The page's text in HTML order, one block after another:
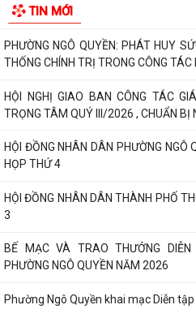
TIN MỚI
THƯ CẢM ƠN – NIỀM TIN CỦA NHÂN
PHƯỜNG NGÔ QUYỀN: PHÁT HUY
THỐNG CHÍNH TRỊ TRONG CÔNG TÁC
HỘI NGHỊ GIAO BAN CÔNG TÁC
TRỌNG TÂM QUÝ III/2026 , CHUẨN BỊ
HỘI ĐỒNG NHÂN DÂN PHƯỜNG NGÔ
HỌP THỨ 4
HỘI ĐỒNG NHÂN DÂN THÀNH PHỐ
3
BẾ MẠC VÀ TRAO THƯỞNG
PHƯỜNG NGÔ QUYỀN NĂM 2026
Phường Ngô Quyền khai mạc Diễn